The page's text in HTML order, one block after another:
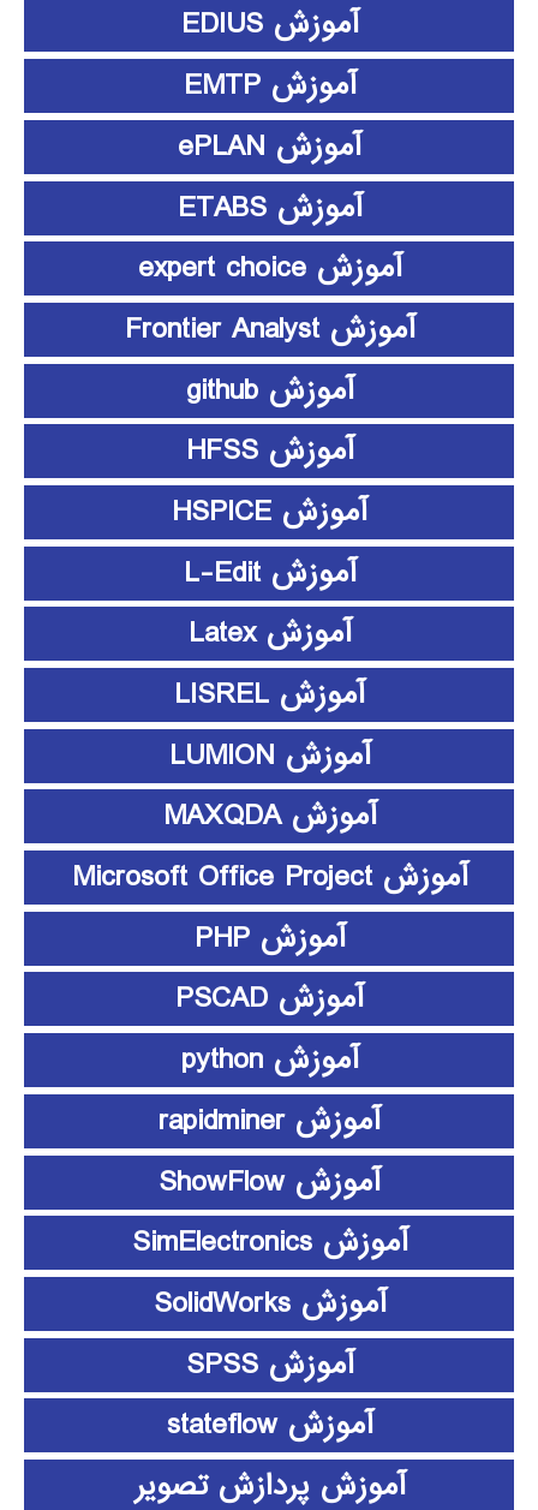
آموزش EDIUS
آموزش EMTP
آموزش ePLAN
آموزش ETABS
آموزش expert choice
آموزش Frontier Analyst
آموزش github
آموزش HFSS
آموزش HSPICE
آموزش L-Edit
آموزش Latex
آموزش LISREL
آموزش LUMION
آموزش MAXQDA
آموزش Microsoft Office Project
آموزش PHP
آموزش PSCAD
آموزش python
آموزش rapidminer
آموزش ShowFlow
آموزش SimElectronics
آموزش SolidWorks
آموزش SPSS
آموزش stateflow
آموزش پردازش تصویر